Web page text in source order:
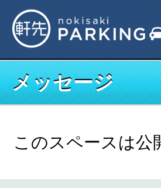
メッセージ
このスペースは公